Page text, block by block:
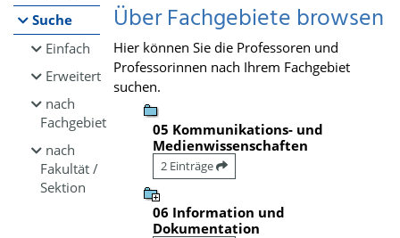
Suche
Einfach
Erweitert
nach
Fachgebiet
nach
Fakultät /
Sektion
Über Fachgebiete browsen
Hier können Sie die Professoren und
Professorinnen nach Ihrem Fachgebiet
suchen.
05 Kommunikations- und
Medienwissenschaften
2 Einträge
06 Information und
Dokumentation